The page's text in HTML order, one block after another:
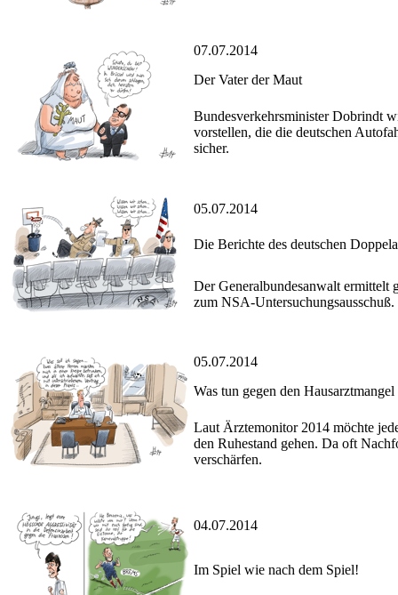
07.07.2014
Der Vater der Maut
Bundesverkehrsminister Dobrindt
vorstellen, die die deutschen
sicher.
05.07.2014
Die Berichte des deutschen
Der Generalbundesanwalt ermittelt
zum NSA-Untersuchungsausschuß.
05.07.2014
Was tun gegen den
Laut Ärztemonitor 2014 möchte
den Ruhestand gehen. Da oft
verschärfen.
04.07.2014
Im Spiel wie nach dem Spiel!